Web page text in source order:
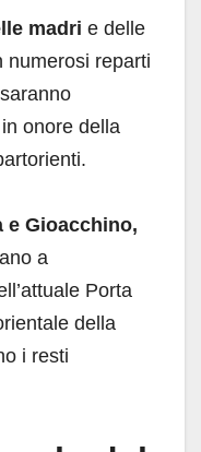
madri e delle
numerosi reparti
onore della
e Gioacchino,
a
Porta
della
i resti